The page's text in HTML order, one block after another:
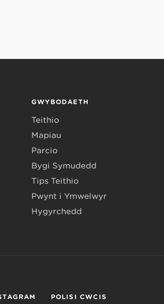
GWYBODAETH
Teithio
Mapiau
Parcio
Bygi Symudedd
Tips Teithio
Pwynt i Ymwelwyr
Hygyrchedd
POLISI CWCIS